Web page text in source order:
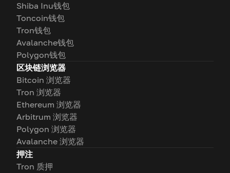
Shiba Inu钱包
Toncoin钱包
Tron钱包
Avalanche钱包
Polygon钱包
区块链浏览器
Bitcoin 浏览器
Tron 浏览器
Ethereum 浏览器
Arbitrum 浏览器
Polygon 浏览器
Avalanche 浏览器
押注
Tron 质押